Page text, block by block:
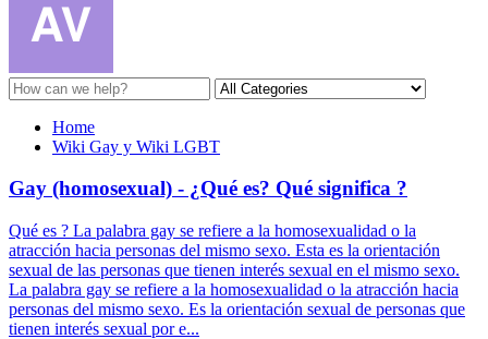
Home
Wiki Gay y Wiki LGBT
Gay (homosexual) - ¿Qué es? Qué significa ?
Qué es ? La palabra gay se refiere a la homosexualidad o la
atracción hacia personas del mismo sexo. Esta es la orientación
sexual de las personas que tienen interés sexual en el mismo sexo.
La palabra gay se refiere a la homosexualidad o la atracción hacia
personas del mismo sexo. Es la orientación sexual de personas que
tienen interés sexual por e...